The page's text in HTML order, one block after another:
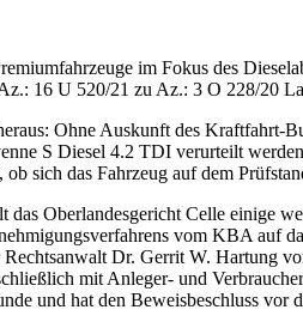
im Fokus des
16 U 520/21 zu Az.: 3 O 228/20
Ohne Auskunft des
S Diesel 4.2 TDI verurteilt
sich das Fahrzeug auf dem
das Oberlandesgericht Celle einige
vom KBA auf
Dr. Gerrit W. Hartung
mit Anleger- und
und hat den Beweisbeschluss vor